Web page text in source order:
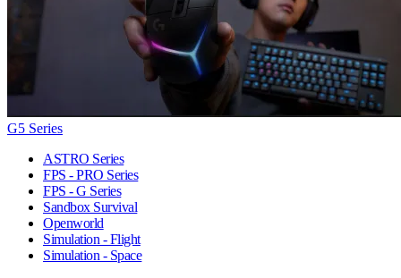
G5 Series
ASTRO Series
FPS - PRO Series
FPS - G Series
Sandbox Survival
Openworld
Simulation - Flight
Simulation - Space